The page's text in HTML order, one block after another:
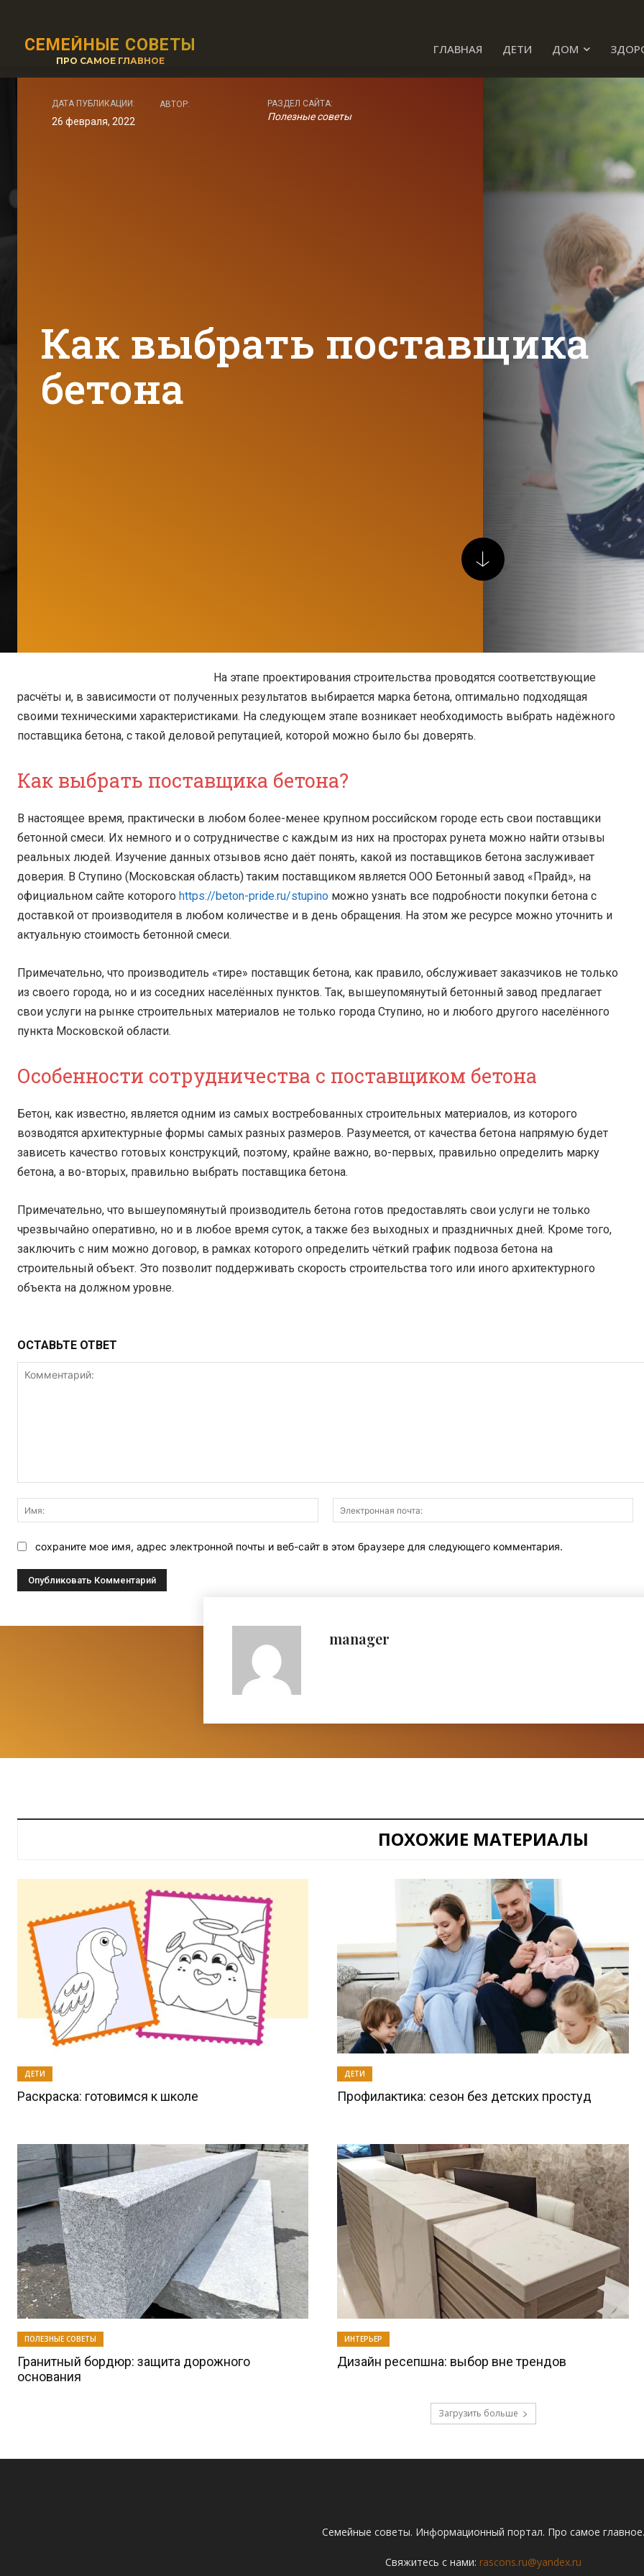
СЕМЕЙНЫЕ СОВЕТЫ
ПРО САМОЕ ГЛАВНОЕ
ГЛАВНАЯ ДЕТИ ДОМ
Как выбрать поставщика
бетона
ДАТА ПУБЛИКАЦИИ:
26 февраля, 2022
АВТОР: РАЗДЕЛ САЙТА:
Полезные советы
На этапе проектирования строительства проводятся соответствующие
расчёты и, в зависимости от полученных результатов выбирается марка бетона, оптимально подходящая
своими техническими характеристиками. На следующем этапе возникает необходимость выбрать надёжного
поставщика бетона, с такой деловой репутацией, которой можно было бы доверять.
Как выбрать поставщика бетона?
В настоящее время, практически в любом более-менее крупном российском городе есть свои поставщики
бетонной смеси. Их немного и о сотрудничестве с каждым из них на просторах рунета можно найти отзывы
реальных людей. Изучение данных отзывов ясно даёт понять, какой из поставщиков бетона заслуживает
доверия. В Ступино (Московская область) таким поставщиком является ООО Бетонный завод «Прайд», на
официальном сайте которого https://beton-pride.ru/stupino можно узнать все подробности покупки бетона с
доставкой от производителя в любом количестве и в день обращения. На этом же ресурсе можно уточнить и
актуальную стоимость бетонной смеси.
Примечательно, что производитель «тире» поставщик бетона, как правило, обслуживает заказчиков не только
из своего города, но и из соседних населённых пунктов. Так, вышеупомянутый бетонный завод предлагает
свои услуги на рынке строительных материалов не только города Ступино, но и любого другого населённого
пункта Московской области.
Особенности сотрудничества с поставщиком бетона
Бетон, как известно, является одним из самых востребованных строительных материалов, из которого
возводятся архитектурные формы самых разных размеров. Разумеется, от качества бетона напрямую будет
зависеть качество готовых конструкций, поэтому, крайне важно, во-первых, правильно определить марку
бетона, а во-вторых, правильно выбрать поставщика бетона.
Примечательно, что вышеупомянутый производитель бетона готов предоставлять свои услуги не только
чрезвычайно оперативно, но и в любое время суток, а также без выходных и праздничных дней. Кроме того,
заключить с ним можно договор, в рамках которого определить чёткий график подвоза бетона на
строительный объект. Это позволит поддерживать скорость строительства того или иного архитектурного
объекта на должном уровне.
ОСТАВЬТЕ ОТВЕТ
Имя:
сохраните мое имя, адрес электронной почты и веб-сайт в этом браузере для следующего комментария.
manager
ПОХОЖИЕ МАТЕРИАЛЫ
ДЕТИ
Раскраска: готовимся к школе
ДЕТИ
Профилактика: сезон без детских простуд
ПОЛЕЗНЫЕ СОВЕТЫ
Гранитный бордюр: защита дорожного
основания
ИНТЕРЬЕР
Дизайн ресепшна: выбор вне трендов
Загрузить больше
Семейные советы. Информационный портал. Про самое главное.
Свяжитесь с нами: rascons.ru@yandex.ru